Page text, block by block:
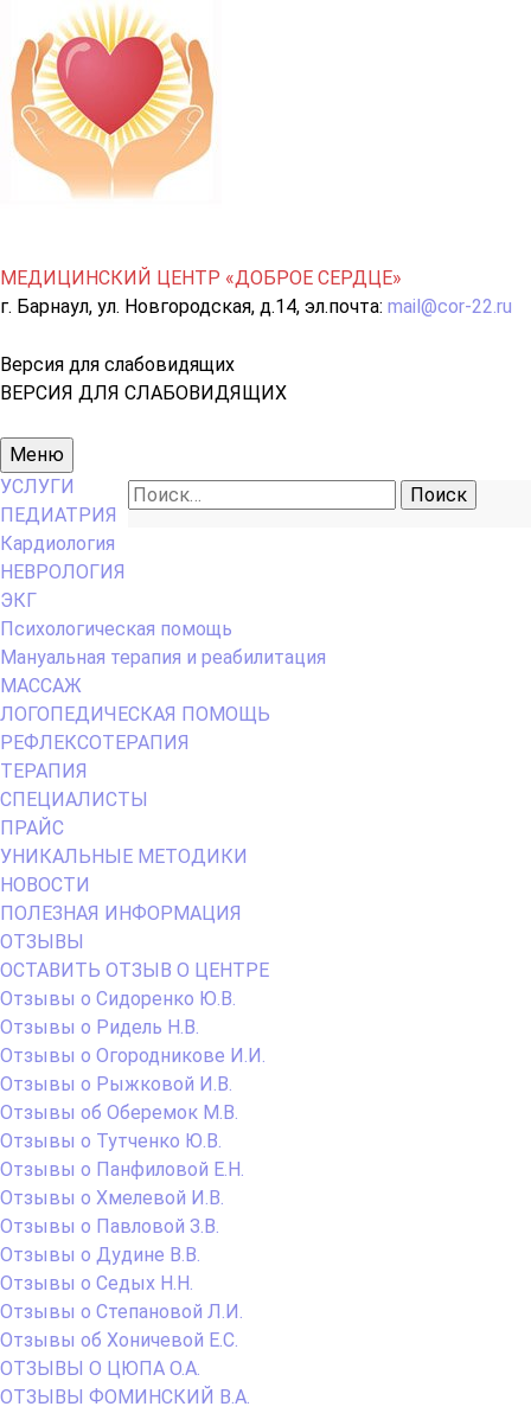
МЕДИЦИНСКИЙ ЦЕНТР «ДОБРОЕ СЕРДЦЕ»
г. Барнаул, ул. Новгородская, д.14, эл.почта: mail@cor-22.ru
Версия для слабовидящих
ВЕРСИЯ ДЛЯ СЛАБОВИДЯЩИХ
Основное
меню
Меню
Найти:
УСЛУГИ
ПЕДИАТРИЯ
Кардиология
НЕВРОЛОГИЯ
ЭКГ
Психологическая помощь
Мануальная терапия и реабилитация
МАССАЖ
ЛОГОПЕДИЧЕСКАЯ ПОМОЩЬ
РЕФЛЕКСОТЕРАПИЯ
ТЕРАПИЯ
СПЕЦИАЛИСТЫ
ПРАЙС
УНИКАЛЬНЫЕ МЕТОДИКИ
НОВОСТИ
ПОЛЕЗНАЯ ИНФОРМАЦИЯ
ОТЗЫВЫ
ОСТАВИТЬ ОТЗЫВ О ЦЕНТРЕ
Отзывы о Сидоренко Ю.В.
Отзывы о Ридель Н.В.
Отзывы о Огородникове И.И.
Отзывы о Рыжковой И.В.
Отзывы об Оберемок М.В.
Отзывы о Тутченко Ю.В.
Отзывы о Панфиловой Е.Н.
Отзывы о Хмелевой И.В.
Отзывы о Павловой З.В.
Отзывы о Дудине В.В.
Отзывы о Седых Н.Н.
Отзывы о Степановой Л.И.
Отзывы об Хоничевой Е.С.
ОТЗЫВЫ О ЦЮПА О.А.
ОТЗЫВЫ ФОМИНСКИЙ В.А.